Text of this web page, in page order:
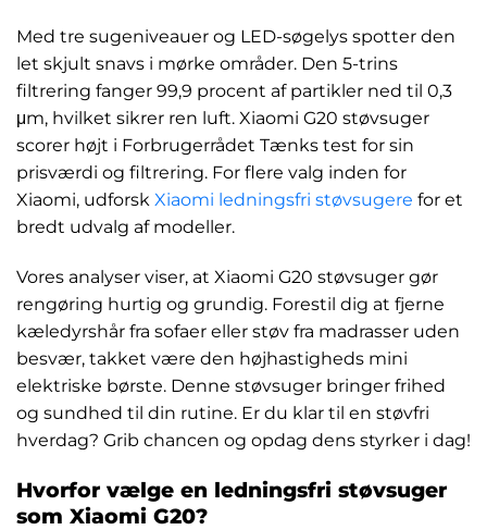
Med tre sugeniveauer og LED-søgelys spotter den
let skjult snavs i mørke områder. Den 5-trins
filtrering fanger 99,9 procent af partikler ned til 0,3
μm, hvilket sikrer ren luft. Xiaomi G20 støvsuger
scorer højt i Forbrugerrådet Tænks test for sin
prisværdi og filtrering. For flere valg inden for
Xiaomi, udforsk Xiaomi ledningsfri støvsugere for et
bredt udvalg af modeller.
Vores analyser viser, at Xiaomi G20 støvsuger gør
rengøring hurtig og grundig. Forestil dig at fjerne
kæledyrshår fra sofaer eller støv fra madrasser uden
besvær, takket være den højhastigheds mini
elektriske børste. Denne støvsuger bringer frihed
og sundhed til din rutine. Er du klar til en støvfri
hverdag? Grib chancen og opdag dens styrker i dag!
Hvorfor vælge en ledningsfri støvsuger
som Xiaomi G20?